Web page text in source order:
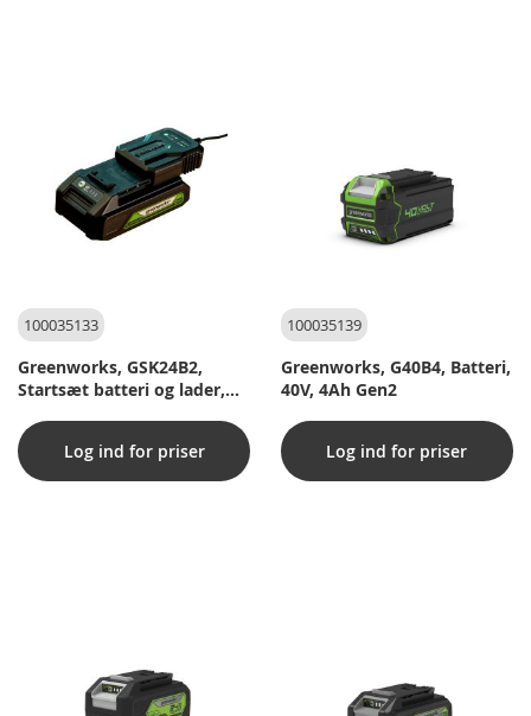
100035133
Greenworks, GSK24B2,
Startsæt batteri og lader,
Log ind for priser
100035139
Greenworks, G40B4, Batteri,
40V, 4Ah Gen2
Log ind for priser